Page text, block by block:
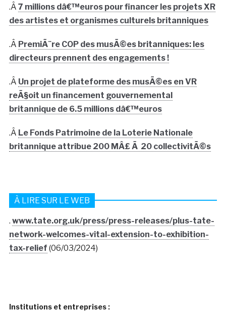
.Â 7 millions dâ€™euros pour financer les projets XR
des artistes et organismes culturels britanniques
.Â PremiÃ¨re COP des musÃ©es britanniques: les
directeurs prennent des engagements !
.Â Un projet de plateforme des musÃ©es en VR
reÃ§oit un financement gouvernemental
britannique de 6.5 millions dâ€™euros
.Â Le Fonds Patrimoine de la Loterie Nationale
britannique attribue 200 MÂ£ Ã 20 collectivitÃ©s
À LIRE SUR LE WEB
. www.tate.org.uk/press/press-releases/plus-tate-
network-welcomes-vital-extension-to-exhibition-
tax-relief (06/03/2024)
Institutions et entreprises :